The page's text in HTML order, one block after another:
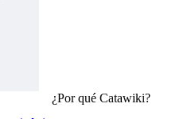
¿Por qué Catawiki?